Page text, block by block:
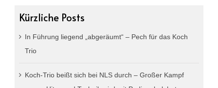
Kürzliche Posts
In Führung liegend „abgeräumt“ – Pech für das Koch
Trio
Koch-Trio beißt sich bei NLS durch – Großer Kampf